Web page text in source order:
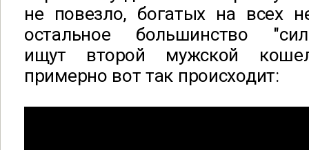
не повезло, богатых на всех
остальное большинство
ищут второй мужской
примерно вот так происходит: